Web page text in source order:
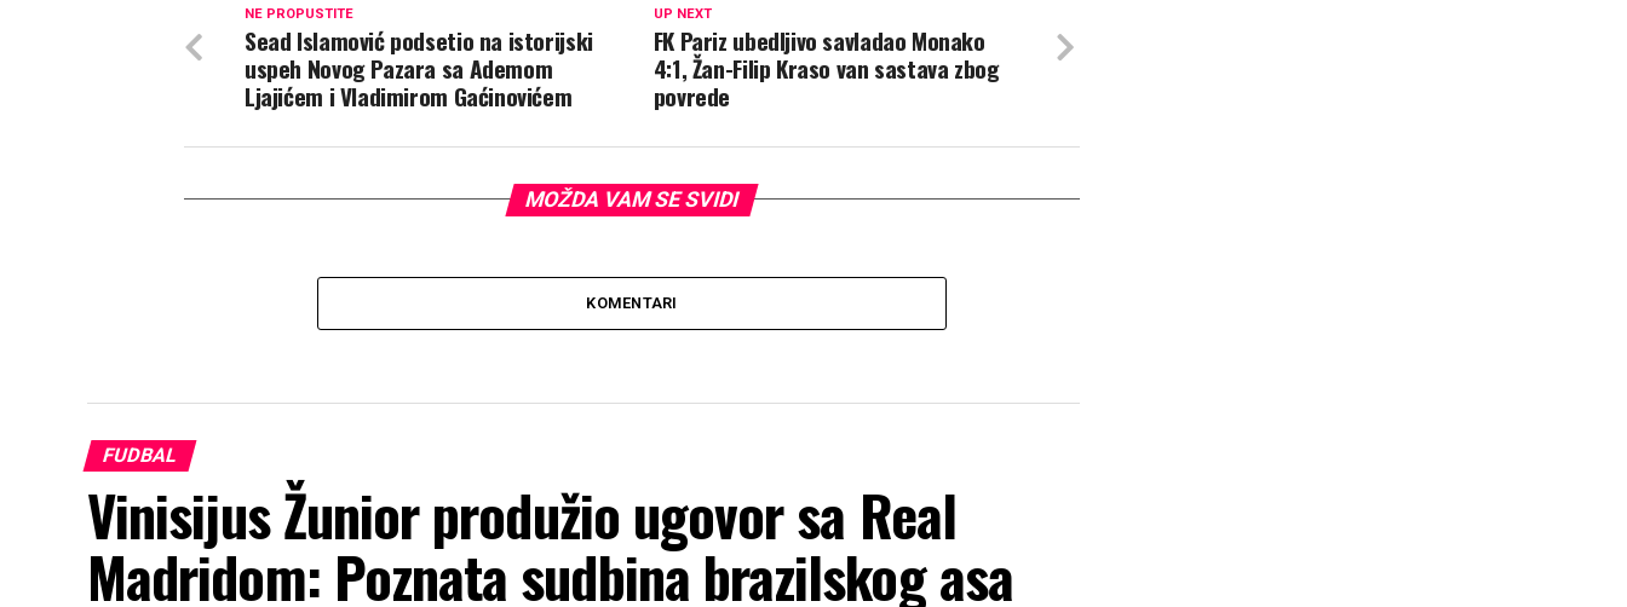
UP NEXT
FK Pariz ubedljivo savladao Monako
4:1, Žan-Filip Kraso van sastava zbog
povrede
NE PROPUSTITE
Sead Islamović podsetio na istorijski
uspeh Novog Pazara sa Ademom
Ljajićem i Vladimirom Gaćinovićem
MOŽDA VAM SE SVIDI
KOMENTARI
FUDBAL
Vinisijus Žunior produžio ugovor sa Real
Madridom: Poznata sudbina brazilskog asa